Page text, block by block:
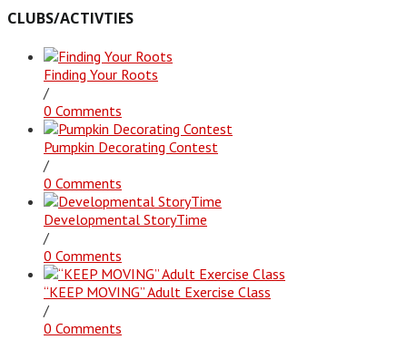
CLUBS/ACTIVTIES
Finding Your Roots
/
0 Comments
Pumpkin Decorating Contest
/
0 Comments
Developmental StoryTime
/
0 Comments
“KEEP MOVING” Adult Exercise Class
/
0 Comments